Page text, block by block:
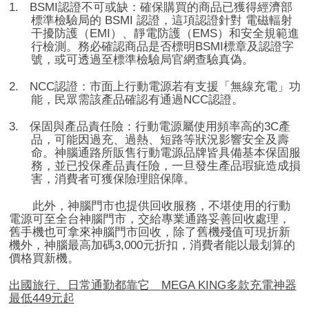
1. BSMI認證不可或缺：確保購買的商品已獲得經濟部
標準檢驗局的 BSMI 認證，這項認證針對 電磁輻射
干擾防護（EMI）、靜電防護（EMS）和安全規範進
行檢測。務必確認商品是否標明 BSMI標章及認證字
號，或可透過至標準檢驗局官網查驗真偽。
2. NCC認證：市面上行動電源若有支援「無線充電」功
能，民眾需該產品確認有通過NCC認證。
3. 保固與產品責任險：行動電源屬使用頻率高的3C產
品，可能因過充、過熱、短路等狀況影響安全及壽
命。神腦通路所販售行動電源品牌皆具備基本保固服
務，並已投保產品責任險，一旦發生產品瑕疵造成損
害，消費者可獲保險理賠保障。
此外，神腦門市也提供回收服務，不堪使用的行動
電源可至全台神腦門市，交給專業通路妥善回收處理，
舊手機也可拿來神腦門市回收，除了舊機殘值可現折新
機外，神腦最高加碼3,000元折扣，消費者能以最划算的
價格買新機。
出國旅行、日常通勤都靠它 MEGA KING多款充電神器
最低449元起